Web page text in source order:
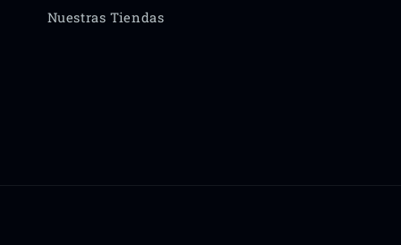
Nuestras Tiendas